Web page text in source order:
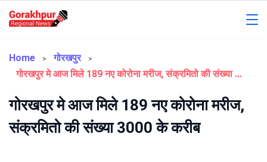
Regional
Home
गोरखपुर
गोरखपुर मे आज मिले 189 नए कोरोना मरीज, संक्रमितो की संख्या 3000 के करीब
गोरखपुर मे आज मिले 189 नए कोरोना मरीज,
संक्रमितो की संख्या 3000 के करीब